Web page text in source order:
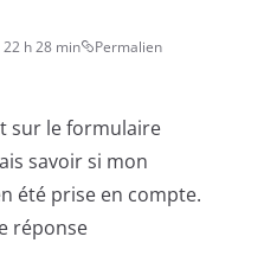
h 28 min Permalien
sur le formulaire
savoir si mon
été prise en compte.
réponse